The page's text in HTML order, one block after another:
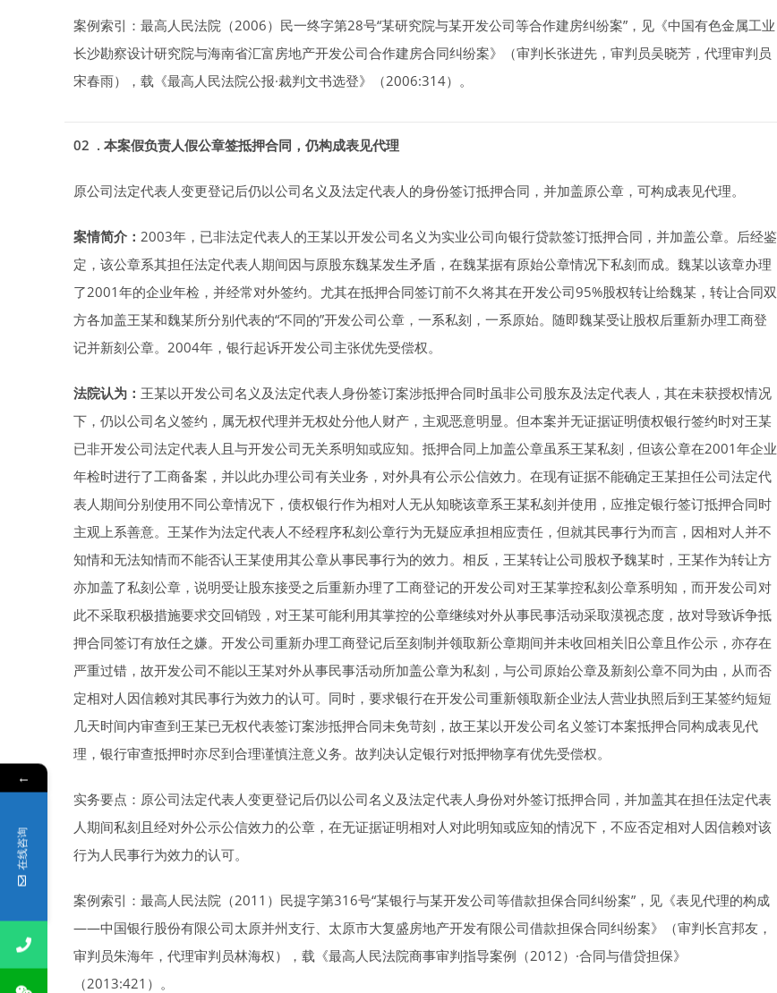
案例索引：最高人民法院（2006）民一终字第28号“某研究院与某开发公司等合作建房纠纷案”，见《中国有色金属工业
长沙勘察设计研究院与海南省汇富房地产开发公司合作建房合同纠纷案》（审判长张进先，审判员吴晓芳，代理审判员
宋春雨），载《最高人民法院公报·裁判文书选登》（2006:314）。
02 . 本案假负责人假公章签抵押合同，仍构成表见代理
原公司法定代表人变更登记后仍以公司名义及法定代表人的身份签订抵押合同，并加盖原公章，可构成表见代理。
案情简介： 2003年，已非法定代表人的王某以开发公司名义为实业公司向银行贷款签订抵押合同，并加盖公章。后经鉴
定，该公章系其担任法定代表人期间因与原股东魏某发生矛盾，在魏某据有原始公章情况下私刻而成。魏某以该章办理
了2001年的企业年检，并经常对外签约。尤其在抵押合同签订前不久将其在开发公司95%股权转让给魏某，转让合同双
方各加盖王某和魏某所分别代表的“不同的”开发公司公章，一系私刻，一系原始。随即魏某受让股权后重新办理工商登
记并新刻公章。2004年，银行起诉开发公司主张优先受偿权。
法院认为： 王某以开发公司名义及法定代表人身份签订案涉抵押合同时虽非公司股东及法定代表人，其在未获授权情况
下，仍以公司名义签约，属无权代理并无权处分他人财产，主观恶意明显。但本案并无证据证明债权银行签约时对王某
已非开发公司法定代表人且与开发公司无关系明知或应知。抵押合同上加盖公章虽系王某私刻，但该公章在2001年企业
年检时进行了工商备案，并以此办理公司有关业务，对外具有公示公信效力。在现有证据不能确定王某担任公司法定代
表人期间分别使用不同公章情况下，债权银行作为相对人无从知晓该章系王某私刻并使用，应推定银行签订抵押合同时
主观上系善意。王某作为法定代表人不经程序私刻公章行为无疑应承担相应责任，但就其民事行为而言，因相对人并不
知情和无法知情而不能否认王某使用其公章从事民事行为的效力。相反，王某转让公司股权予魏某时，王某作为转让方
亦加盖了私刻公章，说明受让股东接受之后重新办理了工商登记的开发公司对王某掌控私刻公章系明知，而开发公司对
此不采取积极措施要求交回销毁，对王某可能利用其掌控的公章继续对外从事民事活动采取漠视态度，故对导致诉争抵
押合同签订有放任之嫌。开发公司重新办理工商登记后至刻制并领取新公章期间并未收回相关旧公章且作公示，亦存在
严重过错，故开发公司不能以王某对外从事民事活动所加盖公章为私刻，与公司原始公章及新刻公章不同为由，从而否
定相对人因信赖对其民事行为效力的认可。同时，要求银行在开发公司重新领取新企业法人营业执照后到王某签约短短
几天时间内审查到王某已无权代表签订案涉抵押合同未免苛刻，故王某以开发公司名义签订本案抵押合同构成表见代
理，银行审查抵押时亦尽到合理谨慎注意义务。故判决认定银行对抵押物享有优先受偿权。
实务要点：原公司法定代表人变更登记后仍以公司名义及法定代表人身份对外签订抵押合同，并加盖其在担任法定代表
人期间私刻且经对外公示公信效力的公章，在无证据证明相对人对此明知或应知的情况下，不应否定相对人因信赖对该
行为人民事行为效力的认可。
案例索引：最高人民法院（2011）民提字第316号“某银行与某开发公司等借款担保合同纠纷案”，见《表见代理的构成
——中国银行股份有限公司太原并州支行、太原市大复盛房地产开发有限公司借款担保合同纠纷案》（审判长宫邦友，
审判员朱海年，代理审判员林海权），载《最高人民法院商事审判指导案例（2012）·合同与借贷担保》
（2013:421）。
←
在线咨询